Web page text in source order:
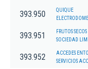
393.950
QUIQUE
393.951
FRUTOS
SOCIEDAD
393.952
ACCEDES
SERVICIOS